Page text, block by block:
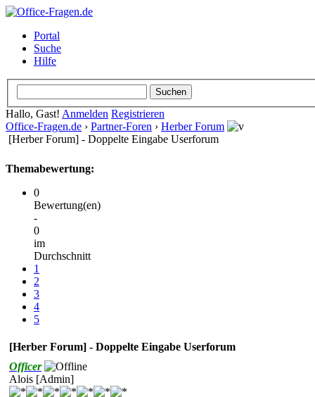
Portal
Suche
Hilfe
Hallo, Gast! Anmelden Registrieren
Office-Fragen.de › Partner-Foren › Herber Forum
[Herber Forum] - Doppelte Eingabe Userforum
Themabewertung:
0
Bewertung(en)
-
0
im
Durchschnitt
1
2
3
4
5
[Herber Forum] - Doppelte Eingabe Userforum
Officer
Alois [Admin]